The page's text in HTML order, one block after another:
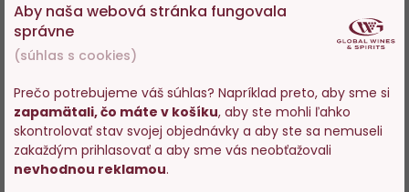
Aby naša webová stránka fungovala
správne
(súhlas s cookies)
Prečo potrebujeme váš súhlas? Napríklad preto, aby sme si
zapamätali, čo máte v košíku, aby ste mohli ľahko
skontrolovať stav svojej objednávky a aby ste sa nemuseli
zakaždým prihlasovať a aby sme vás neobťažovali
nevhodnou reklamou.
Vstupujete na stránky s
predajom alkoholu. Prosím
potvrďte, že Vám už bolo 18